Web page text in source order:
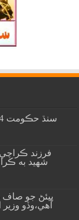
شهيد به
پيئڻ جو صاف
آهي،وڏو